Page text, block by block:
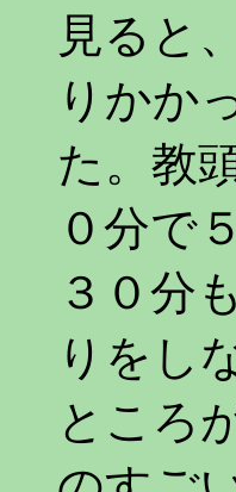
見ると
りかか
た。教
０分で
３０分
りをし
ところ